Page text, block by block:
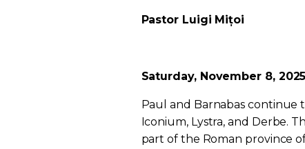
Pastor Luigi Mițoi
Saturday, November 8,
Paul and Barnabas continue
Iconium, Lystra, and Derbe.
part of the Roman province